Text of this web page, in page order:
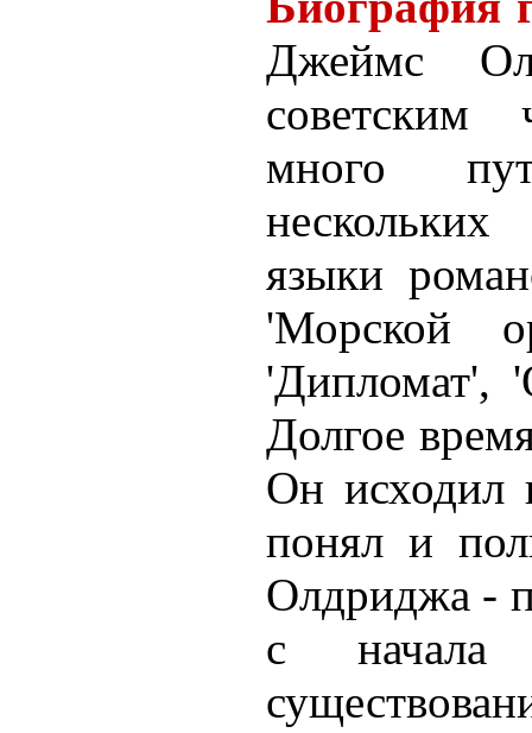
Джеймс
много
языки
'Морской
'Дипломат',
Долгое
Он исходил
понял и
Олдриджа -
с начала